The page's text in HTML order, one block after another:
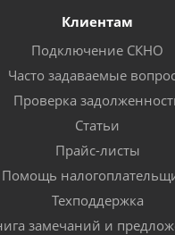
Клиентам
Подключение СКНО
Часто задаваемые
Проверка
Статьи
Прайс-листы
Помощь
Техподдержка
замечаний и